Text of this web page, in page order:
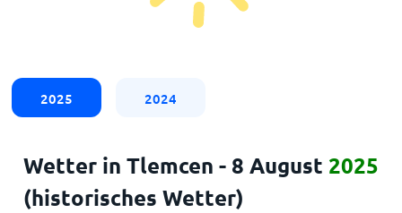
2025 2024
Wetter in Tlemcen - 8 August 2025
(historisches Wetter)